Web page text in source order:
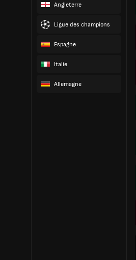
Angleterre
Ligue des champions
Espagne
Italie
Allemagne